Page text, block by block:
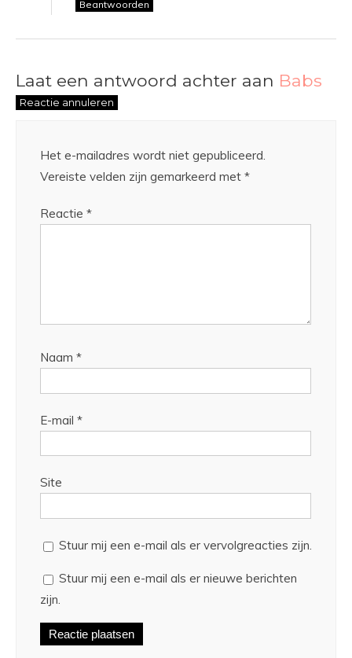
Beantwoorden
Laat een antwoord achter aan Babs
Reactie annuleren
Het e-mailadres wordt niet gepubliceerd.
Vereiste velden zijn gemarkeerd met *
Reactie *
Naam *
E-mail *
Site
Stuur mij een e-mail als er vervolgreacties zijn.
Stuur mij een e-mail als er nieuwe berichten
zijn.